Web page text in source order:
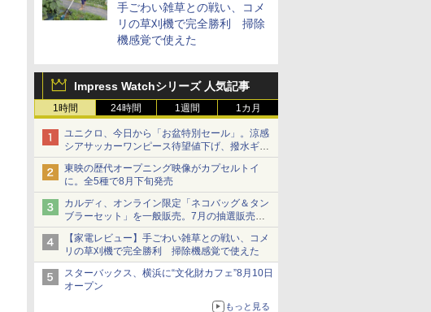
手ごわい雑草との戦い、コメ
リの草刈機で完全勝利 掃除
機感覚で使えた
Impress Watchシリーズ 人気記事
1時間 24時間 1週間 1カ月
ユニクロ、今日から「お盆特別セール」。涼感
シアサッカーワンピース待望値下げ、撥水ギア
ショーツは1990円に
東映の歴代オープニング映像がカプセルトイ
に。全5種で8月下旬発売
カルディ、オンライン限定「ネコバッグ＆タン
ブラーセット」を一般販売。7月の抽選販売の
当選無効分
【家電レビュー】手ごわい雑草との戦い、コメ
リの草刈機で完全勝利 掃除機感覚で使えた
スターバックス、横浜に“文化財カフェ”8月10日
オープン
もっと見る